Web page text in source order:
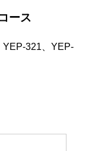
ース
YEP-321、YEP-